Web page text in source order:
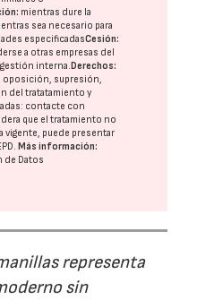
mientras dure la
sea necesario para
especificadasCesión:
a otras empresas del
interna.Derechos:
oposición, supresión,
del tratatamiento y
contacte con
que el tratamiento no
vigente, puede presentar
.Más información:
de Datos
representa
sin